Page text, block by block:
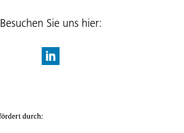
Besuchen Sie uns hier: